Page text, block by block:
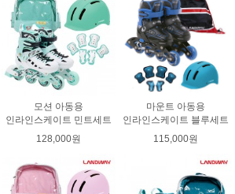
모션 아동용
인라인스케이트 민트세트
128,000원
마운트 아동용
인라인스케이트 블루세트
115,000원